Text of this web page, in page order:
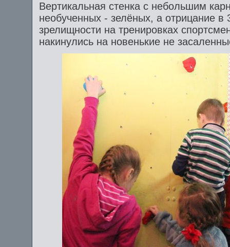
Вертикальная стенка с небольшим
необученных - зелёных, а отрицание в
зрелищности на тренировках
накинулись на новенькие не